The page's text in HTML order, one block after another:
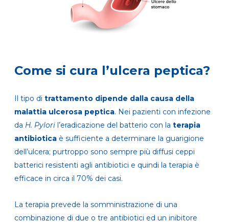
Come si cura l’ulcera peptica?
Il tipo di trattamento dipende dalla causa della
malattia ulcerosa peptica. Nei pazienti con infezione
da H. Pylori l’eradicazione del batterio con la terapia
antibiotica è sufficiente a determinare la guarigione
dell’ulcera; purtroppo sono sempre più diffusi ceppi
batterici resistenti agli antibiotici e quindi la terapia è
efficace in circa il 70% dei casi.
La terapia prevede la somministrazione di una
combinazione di due o tre antibiotici ed un inibitore